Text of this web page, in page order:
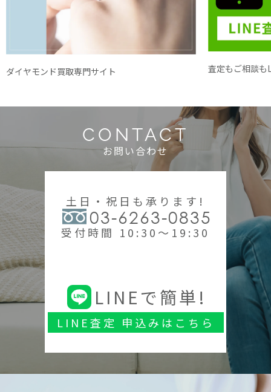
ダイヤモンド買取専門サイト 査定もご相談も
CONTACT
お問い合わせ
土日・祝日も承ります!
03-6263-0835
受付時間 10:30～19:30
LINEで簡単!
LINE査定 申込みはこちら